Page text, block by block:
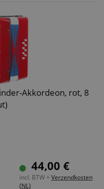
Akkordeon, rot, 8
44,00 €
incl. BTW + Verzendkosten
(NL)